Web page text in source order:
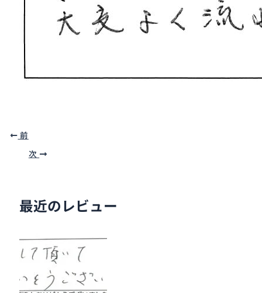
前
次
最近のレビュー